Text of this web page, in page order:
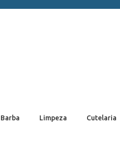
Barba Limpeza Cutelaria